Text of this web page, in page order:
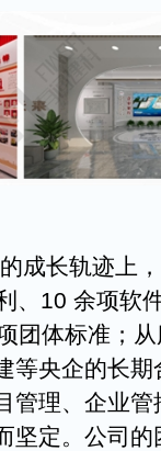
成长轨迹上
、10 余项软
团体标准；
等央企的长
管理、企业
坚定。公司